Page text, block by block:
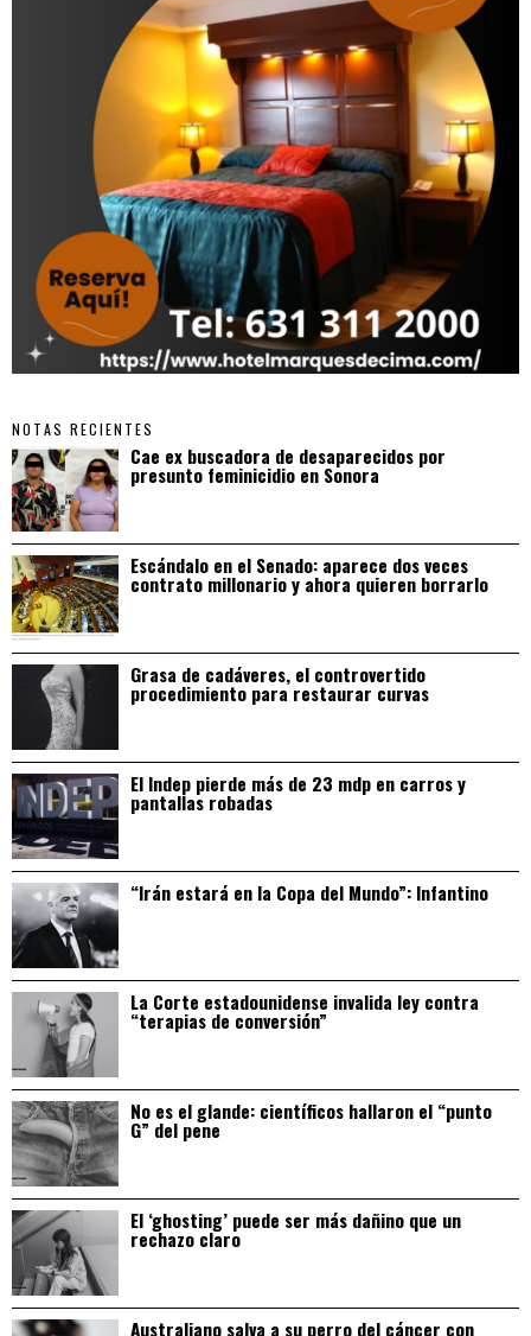
NOTAS RECIENTES
Cae ex buscadora de desaparecidos por
presunto feminicidio en Sonora
Escándalo en el Senado: aparece dos veces
contrato millonario y ahora quieren borrarlo
Grasa de cadáveres, el controvertido
procedimiento para restaurar curvas
El Indep pierde más de 23 mdp en carros y
pantallas robadas
“Irán estará en la Copa del Mundo”: Infantino
La Corte estadounidense invalida ley contra
“terapias de conversión”
No es el glande: científicos hallaron el “punto
G” del pene
El ‘ghosting’ puede ser más dañino que un
rechazo claro
Australiano salva a su perro del cáncer con